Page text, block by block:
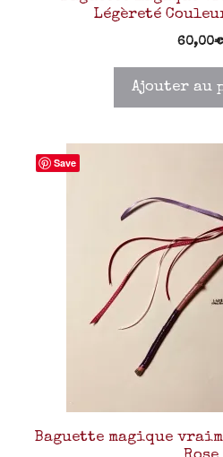
Légèreté
60,00€
Ajouter au
Save
Baguette magique